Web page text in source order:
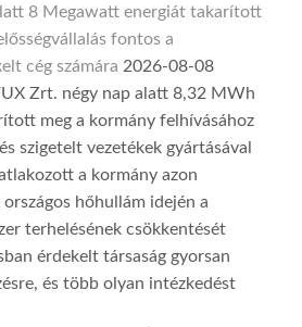
8 Megawatt energiát takarított
fontos a
cég számára 2026-08-08
Zrt. négy nap alatt 8,32 MWh
meg a kormány felhívásához
szigetelt vezetékek gyártásával
a kormány azon
hőhullám idején a
terhelésének csökkentését
érdekelt társaság gyorsan
és több olyan intézkedést